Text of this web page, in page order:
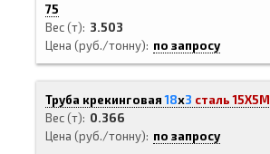
75
Вес (т)
3.503
Цена (руб./тонну)
по запросу
Труба крекинговая18х3 сталь 15Х5М
Вес (т)
0.366
Цена (руб./тонну)
по запросу